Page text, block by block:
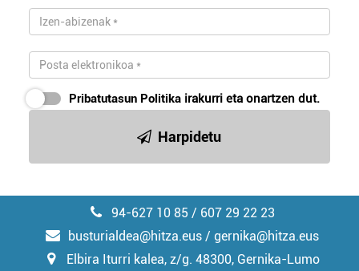
pertsonalizatuak eskaintzeko, iragarkiak eta edukia
neurtzeko, jendeari buruzko informazioa biltzeko eta
produktuak garatzeko. Zure datuak nork eta zertarako
erabiltzen dituen hauta dezakezu.
Bazkide batzuek ez dizute baimenik eskatzen, eta beren
interes komertzial legitimoetan babesten dira. Ikusi gure
Lortu zure datu pertsonalak prozesatzeko moduari
buruzko informazio gehiago eta ezarri zure lehentasunak
Pribatutasun Politika irakurri eta onartzen dut.
Harpidetu
94-627 10 85 / 607 29 22 23
busturialdea@hitza.eus / gernika@hitza.eus
Elbira Iturri kalea, z/g. 48300, Gernika-Lumo